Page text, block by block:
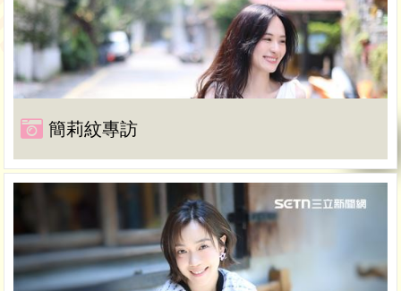
簡莉紋專訪